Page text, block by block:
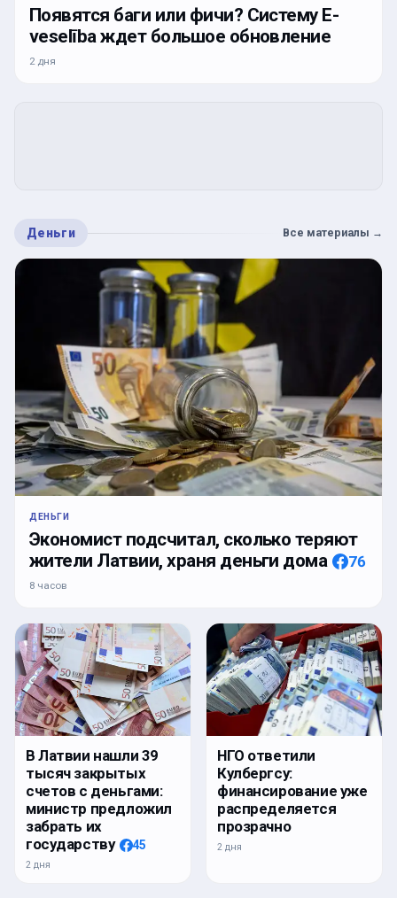
Появятся баги или фичи? Систему E-
veselība ждет большое обновление
2 дня
Деньги Все материалы →
ДЕНЬГИ
Экономист подсчитал, сколько теряют
жители Латвии, храня деньги дома
76
8 часов
В Латвии нашли 39
тысяч закрытых
счетов с деньгами:
министр предложил
забрать их
государству
45
2 дня
НГО ответили
Кулбергсу:
финансирование уже
распределяется
прозрачно
2 дня